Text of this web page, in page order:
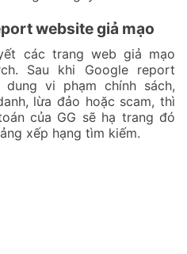
website giả mạo
các trang web giả mạo
Sau khi Google report
vi phạm chính sách,
lừa đảo hoặc scam, thì
của GG sẽ hạ trang đó
xếp hạng tìm kiếm.